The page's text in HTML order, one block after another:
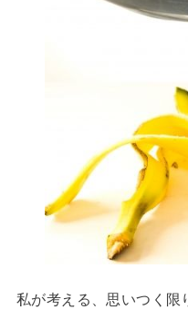
私が考える、思いつく限